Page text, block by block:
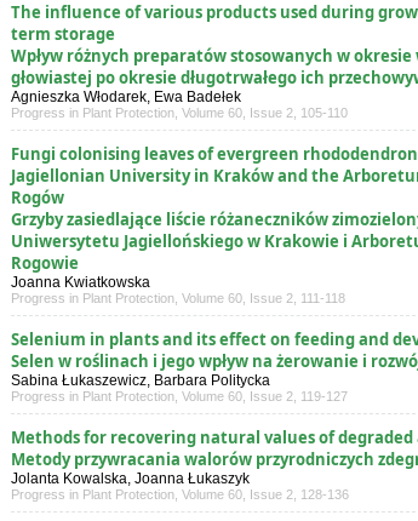
The influence of various products used during
term storage
Wpływ różnych preparatów stosowanych w
głowiastej po okresie długotrwałego ich
Agnieszka Włodarek, Ewa Badełek
Progress in Plant Protection, Volume 60, Issue 2, 105-110
Fungi colonising leaves of evergreen
Jagiellonian University in Kraków and the
Rogów
Grzyby zasiedlające liście różaneczników
Uniwersytetu Jagiellońskiego w Krakowie i
Rogowie
Joanna Kwiatkowska
Progress in Plant Protection, Volume 60, Issue 2, 111-118
Selenium in plants and its effect on feeding and
Selen w roślinach i jego wpływ na żerowanie i
Sabina Łukaszewicz, Barbara Politycka
Progress in Plant Protection, Volume 60, Issue 2, 119-127
Methods for recovering natural values of
Metody przywracania walorów przyrodniczych
Jolanta Kowalska, Joanna Łukaszyk
Progress in Plant Protection, Volume 60, Issue 2, 128-136